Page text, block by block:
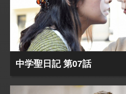
中学聖日記 第07話